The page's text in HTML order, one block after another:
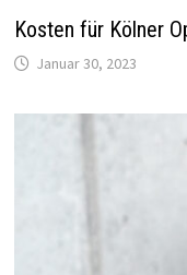
Kosten für Kölner
Januar 30, 2023